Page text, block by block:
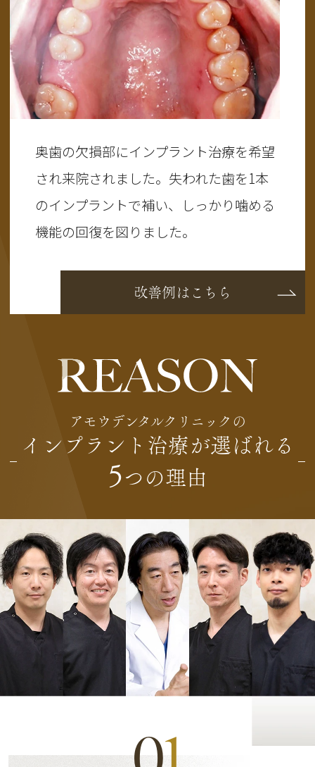
奥歯の欠損部にインプラント治療を希望
され来院されました。失われた歯を1本
のインプラントで補い、しっかり噛める
機能の回復を図りました。
改善例はこちら
アモウデンタルクリニックの
インプラント治療が選ばれる
5 つの理由